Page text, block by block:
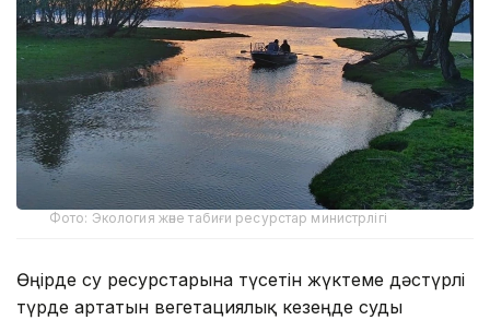
Фото: Экология және табиғи ресурстар министрлігі
Өңірде су ресурстарына түсетін жүктеме дәстүрлі
түрде артатын вегетациялық кезеңде суды